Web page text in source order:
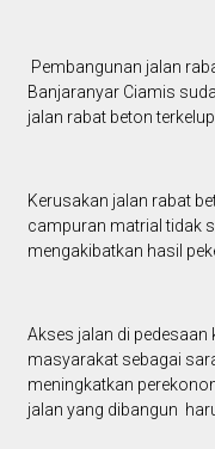
Pembangunan jalan
Banjaranyar Ciamis
jalan rabat beton
Kerusakan jalan rabat
campuran matrial tidak
mengakibatkan hasil
Akses jalan di pedesaan
masyarakat sebagai
meningkatkan
jalan yang dibangun